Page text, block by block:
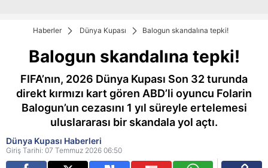
Haberler Dünya Kupası Balogun skandalına tepki!
Balogun skandalına tepki!
FIFA’nın, 2026 Dünya Kupası Son 32 turunda
direkt kırmızı kart gören ABD’li oyuncu Folarin
Balogun’un cezasını 1 yıl süreyle ertelemesi
uluslararası bir skandala yol açtı.
Dünya Kupası Haberleri
Giriş Tarihi: 07 Temmuz 2026 06:50